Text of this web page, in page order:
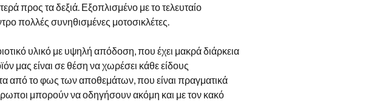
προς τα δεξιά. Εξοπλισμένο με το τελευταίο
πολλές συνηθισμένες μοτοσικλέτες.
υλικό με υψηλή απόδοση, που έχει μακρά διάρκεια
μας είναι σε θέση να χωρέσει κάθε είδους
από το φως των αποθεμάτων, που είναι πραγματικά
μπορούν να οδηγήσουν ακόμη και με τον κακό